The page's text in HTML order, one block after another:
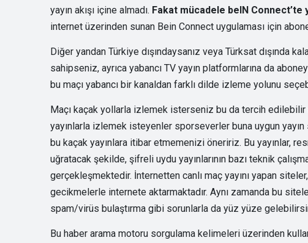
yayın akışı içine almadı. Fakat mücadele beIN Connect’te
internet üzerinden sunan Bein Connect uygulaması için
Diğer yandan Türkiye dışındaysanız veya Türksat dışında
sahipseniz, ayrıca yabancı TV yayın platformlarına da
bu maçı yabancı bir kanaldan farklı dilde izleme yolunu
Maçı kaçak yollarla izlemek isterseniz bu da tercih
yayınlarla izlemek isteyenler sporseverler buna uygun
bu kaçak yayınlara itibar etmemenizi öneririz. Bu yayınlar,
uğratacak şekilde, şifreli uydu yayınlarının bazı teknik
gerçekleşmektedir. İnternetten canlı maç yayını yapan
gecikmelerle internete aktarmaktadır. Aynı zamanda bu
spam/virüs bulaştırma gibi sorunlarla da yüz yüze
Bu haber arama motoru sorgulama kelimeleri üzerinden